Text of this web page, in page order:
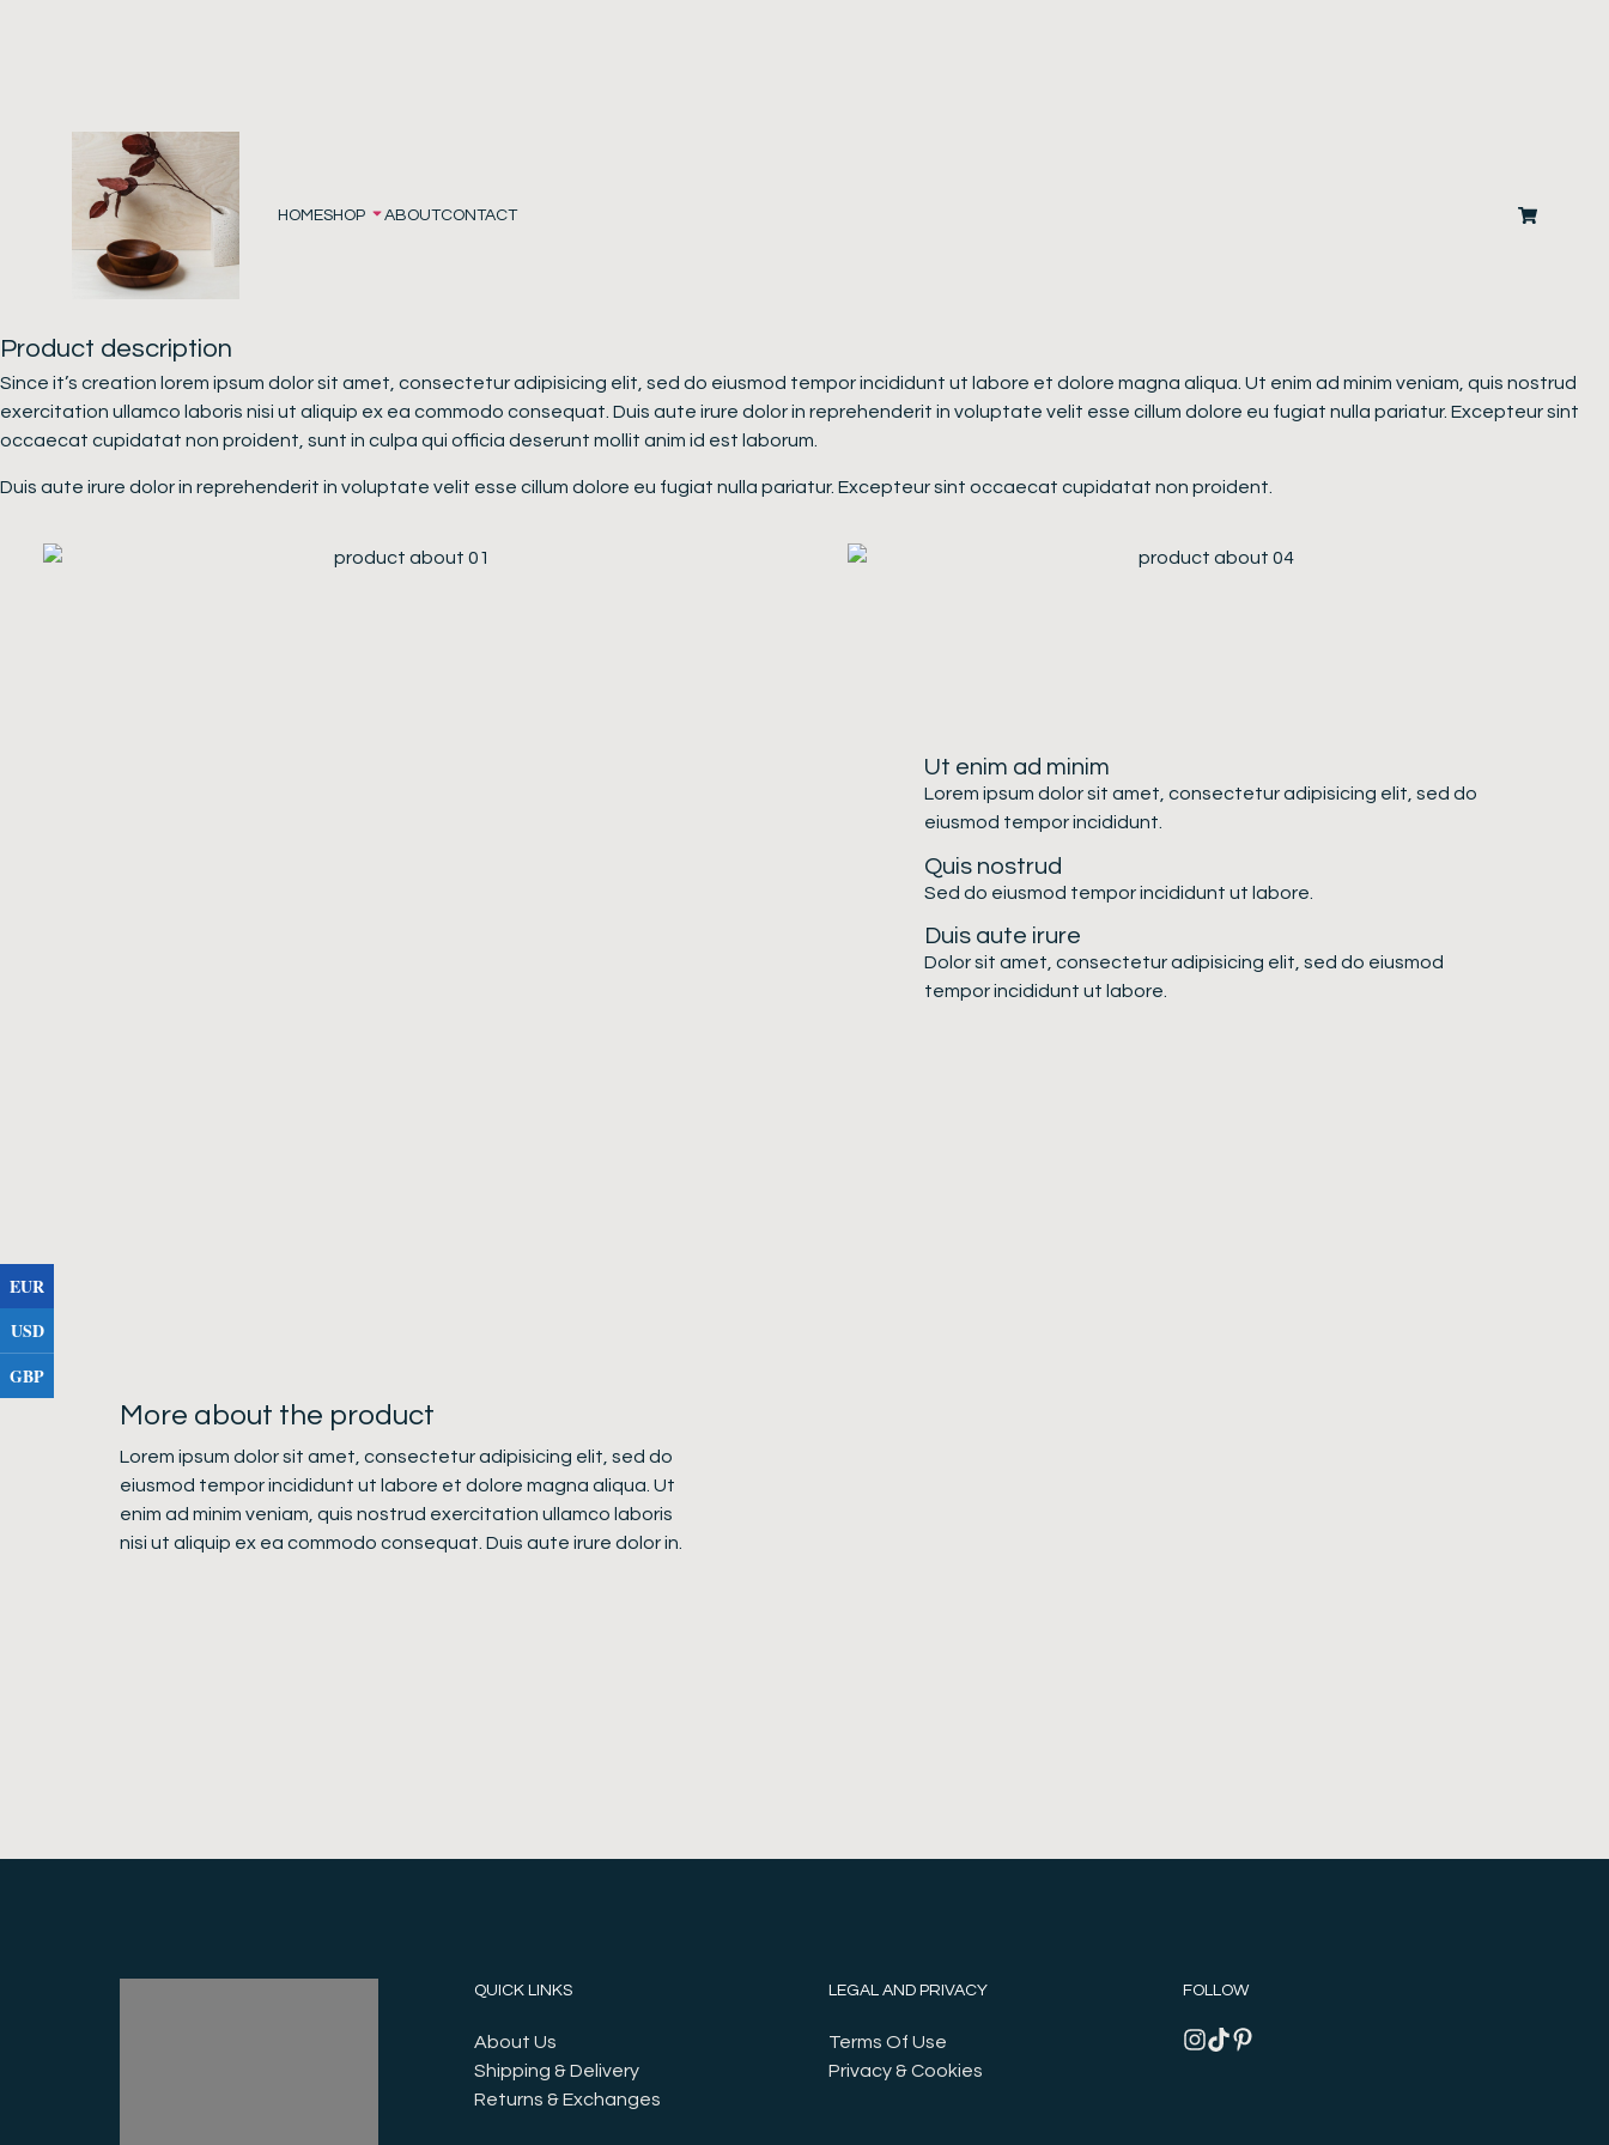
HOMESHOP ABOUTCONTACT
Product description
Since it’s creation lorem ipsum dolor sit amet, consectetur adipisicing elit, sed do eiusmod tempor incididunt ut labore et dolore magna aliqua. Ut enim ad minim veniam, quis nostrud
exercitation ullamco laboris nisi ut aliquip ex ea commodo consequat. Duis aute irure dolor in reprehenderit in voluptate velit esse cillum dolore eu fugiat nulla pariatur. Excepteur sint
occaecat cupidatat non proident, sunt in culpa qui officia deserunt mollit anim id est laborum.
Duis aute irure dolor in reprehenderit in voluptate velit esse cillum dolore eu fugiat nulla pariatur. Excepteur sint occaecat cupidatat non proident.
Ut enim ad minim
Lorem ipsum dolor sit amet, consectetur adipisicing elit, sed do
eiusmod tempor incididunt.
Quis nostrud
Sed do eiusmod tempor incididunt ut labore.
Duis aute irure
Dolor sit amet, consectetur adipisicing elit, sed do eiusmod
tempor incididunt ut labore.
More about the product
Lorem ipsum dolor sit amet, consectetur adipisicing elit, sed do
eiusmod tempor incididunt ut labore et dolore magna aliqua. Ut
enim ad minim veniam, quis nostrud exercitation ullamco laboris
nisi ut aliquip ex ea commodo consequat. Duis aute irure dolor in.
QUICK LINKS
About Us
Shipping & Delivery
Returns & Exchanges
LEGAL AND PRIVACY
Terms Of Use
Privacy & Cookies
FOLLOW
EUR
USD
GBP